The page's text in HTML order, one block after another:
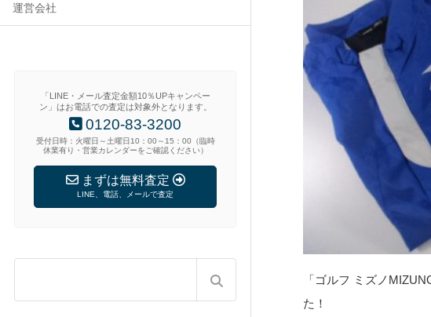
運営会社
「LINE・メール査定金額10％UPキャンペー
ン」はお電話での査定は対象外となります。
0120-83-3200
受付日時：火曜日～土曜日10：00～15：00（臨時
休業有り・営業カレンダーをご確認ください）
まずは無料査定
LINE、電話、メールで査定
「ゴルフ ミズノ
た！